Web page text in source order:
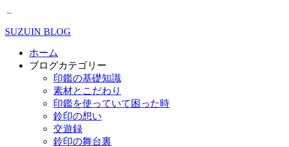
SUZUIN BLOG
ホーム
ブログカテゴリー
印鑑の基礎知識
素材とこだわり
印鑑を使っていて困った時
鈴印の想い
交遊録
鈴印の舞台裏